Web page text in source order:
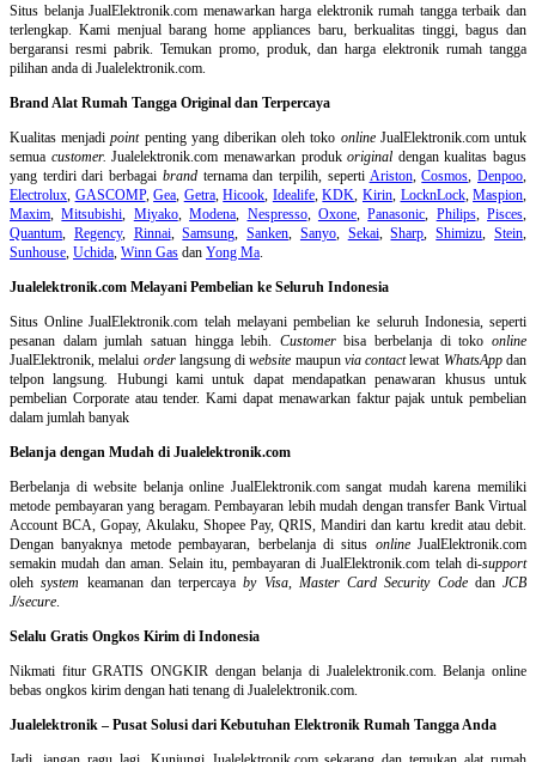
Situs belanjaJualElektronik.com menawarkan harga elektronik rumah tangga terbaik dan
terlengkap. Kami menjual barang home appliances baru, berkualitas tinggi, bagus dan
bergaransi resmi pabrik. Temukan promo, produk, dan harga elektronik rumah tangga
pilihan anda di Jualelektronik.com.
Brand Alat Rumah Tangga Original dan Terpercaya
Kualitas menjadipointpenting yang diberikan oleh toko onlineJualElektronik.com untuk
semua customer. Jualelektronik.com menawarkan produkoriginal dengan kualitas bagus
yang terdiri dari berbagai brandternama dan terpilih, seperti Ariston,Cosmos ,Denpoo
Electrolux GASCOMP,Gea Getra,Hicook Idealife,KDK Kirin, LocknLock,Maspion
Maxim ,Mitsubishi Miyako,Modena Nespresso, Oxone,Panasonic Philips, Pisces
Quantum
Regency, Rinnai,Samsung ,Sanken Sanyo, Sekai,Sharp ,Shimizu ,Stein
Sunhouse Uchida Winn Gas dan Yong Ma
Jualelektronik.com Melayani Pembelian ke Seluruh Indonesia
Situs Online JualElektronik.com telah melayani pembelian ke seluruh Indonesia, seperti
pesanan dalam jumlah satuan hingga lebih. Customerbisa berbelanja di tokoonline
JualElektronik, melalui orderlangsung diwebsite maupun via contactlewat WhatsAppdan
telpon langsung
Hubungi kami untuk dapat mendapatkan penawaran khusus untuk
pembelian Corporate atau tender. Kami dapat menawarkan faktur pajak untuk pembelian
dalam jumlah banyak
Belanja dengan Mudah di Jualelektronik.com
Berbelanja diwebsite belanja online JualElektronik.com sangat mudah karena memiliki
metode pembayaran yang beragam. Pembayaran lebih mudah dengan transfer Bank Virtual
Account BCA, Gopay, Akulaku, Shopee Pay, QRIS, Mandiri dan kartu kredit atau debit.
Dengan banyaknya metode pembayaran, berbelanja di situs onlineJualElektronik.com
semakin mudah dan aman. Selain itu, pembayaran di JualElektronik.com telah di-support
olehsystem keamanan dan terpercayaby Visa, Master Card Security Codedan JCB
J/secure
Selalu Gratis Ongkos Kirim di Indonesia
Nikmati fitur GRATIS ONGKIR dengan belanja di Jualelektronik.com. Belanja online
bebas ongkos kirim dengan hati tenang di Jualelektronik.com.
Jualelektronik – Pusat Solusi dari Kebutuhan Elektronik Rumah Tangga Anda